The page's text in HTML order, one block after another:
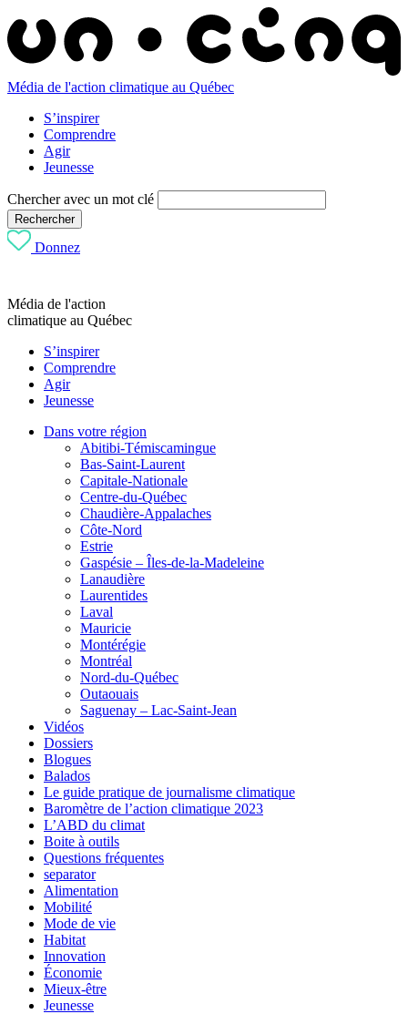
Média de l'action climatique au Québec
S’inspirer
Comprendre
Agir
Jeunesse
Chercher avec un mot clé
Rechercher
Donnez
Média de l'action
climatique au Québec
S’inspirer
Comprendre
Agir
Jeunesse
Dans votre région
Abitibi-Témiscamingue
Bas-Saint-Laurent
Capitale-Nationale
Centre-du-Québec
Chaudière-Appalaches
Côte-Nord
Estrie
Gaspésie – Îles-de-la-Madeleine
Lanaudière
Laurentides
Laval
Mauricie
Montérégie
Montréal
Nord-du-Québec
Outaouais
Saguenay – Lac-Saint-Jean
Vidéos
Dossiers
Blogues
Balados
Le guide pratique de journalisme climatique
Baromètre de l’action climatique 2023
L’ABD du climat
Boite à outils
Questions fréquentes
separator
Alimentation
Mobilité
Mode de vie
Habitat
Innovation
Économie
Mieux-être
Jeunesse